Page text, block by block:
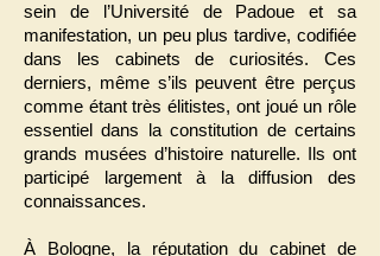
sein de l’Université de Padoue et sa
manifestation, un peu plus tardive, codifiée
dans les cabinets de curiosités. Ces
derniers, même s’ils peuvent être perçus
comme étant très élitistes, ont joué un rôle
essentiel dans la constitution de certains
grands musées d’histoire naturelle. Ils ont
participé largement à la diffusion des
connaissances.
À Bologne, la réputation du cabinet de